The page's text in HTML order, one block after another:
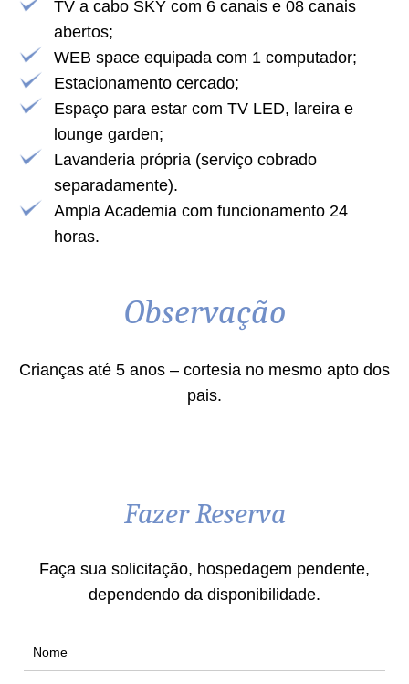
TV a cabo SKY com 6 canais e 08 canais
abertos;
WEB space equipada com 1 computador;
Estacionamento cercado;
Espaço para estar com TV LED, lareira e
lounge garden;
Lavanderia própria (serviço cobrado
separadamente).
Ampla Academia com funcionamento 24
horas.
Observação
Crianças até 5 anos – cortesia no mesmo apto dos
pais.
Fazer Reserva
Faça sua solicitação, hospedagem pendente,
dependendo da disponibilidade.